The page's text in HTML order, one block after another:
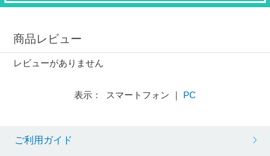
商品レビュー
レビューがありません
表示： スマートフォン ｜ PC
ご利用ガイド